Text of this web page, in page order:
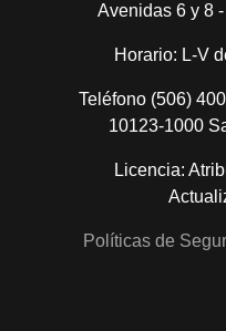
Avenidas 6 y 8
Horario: L-V
Teléfono (506)
10123-1000
Licencia:
Políticas de